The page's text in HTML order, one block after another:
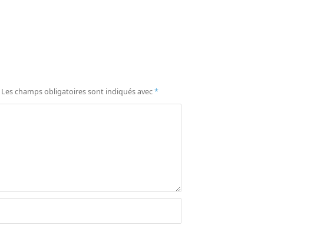
Les champs obligatoires sont indiqués avec*